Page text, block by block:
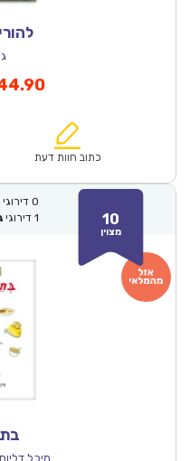
₪64.00.
המחיר
הוא:
כתוב חוות דעת
10
מצוין
0 דירוגי
1 דירוגי
מיכל